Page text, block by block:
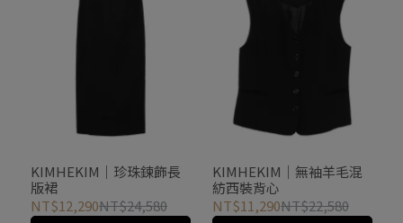
KIMHEKIM｜珍珠鍊飾長
版裙
NT$12,290NT$24,580
KIMHEKIM｜無袖羊毛混
紡西裝背心
NT$11,290NT$22,580